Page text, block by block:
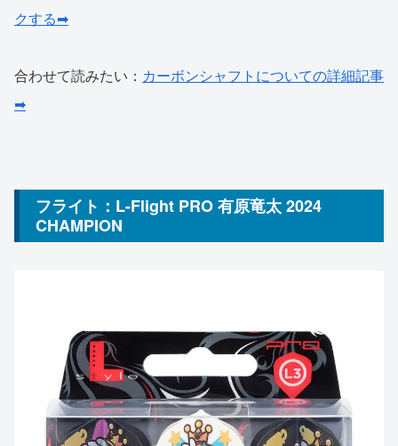
クする➡
合わせて読みたい： カーボンシャフトについての詳細記事
➡
フライト：L-Flight PRO 有原竜太 2024
CHAMPION